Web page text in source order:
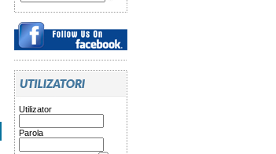
Utilizator
Parola